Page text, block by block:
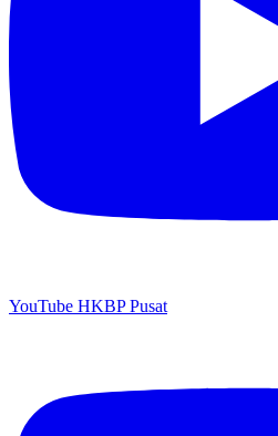
YouTube HKBP Pusat